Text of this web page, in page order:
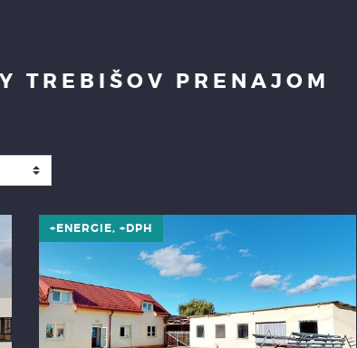
TREBIŠOV PRENAJOM
+ENERGIE, +DPH